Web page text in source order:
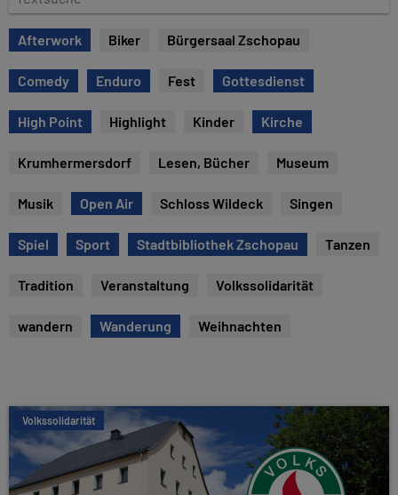
m
e
x
t
s
u
c
Afterwork Biker Bürgersaal Zschopau
Comedy Enduro Fest Gottesdienst
High Point Highlight Kinder Kirche
Krumhermersdorf Lesen, Bücher Museum
Musik Open Air Schloss Wildeck Singen
Spiel Sport Stadtbibliothek Zschopau Tanzen
Tradition Veranstaltung Volkssolidarität
wandern Wanderung Weihnachten
Volkssolidarität